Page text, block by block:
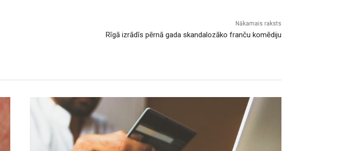
Nākamais raksts
Rīgā izrādīs pērnā gada skandalozāko franču komēdiju